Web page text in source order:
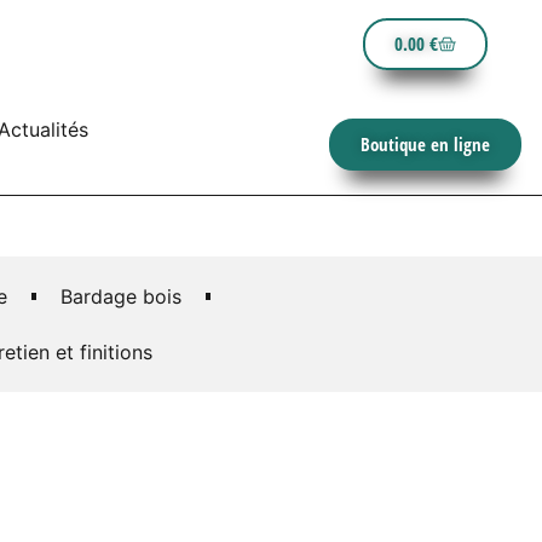
0.00 €
Boutique en ligne
Bardage bois
et finitions